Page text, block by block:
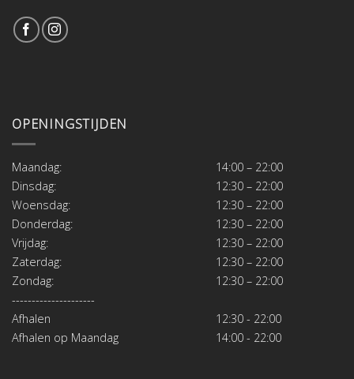
OPENINGSTIJDEN
Maandag:
14:00 – 22:00
Dinsdag:
12:30 – 22:00
Woensdag:
12:30 – 22:00
Donderdag:
12:30 – 22:00
Vrijdag:
12:30 – 22:00
Zaterdag:
12:30 – 22:00
Zondag:
12:30 – 22:00
---------------------
Afhalen
12:30 - 22:00
Afhalen op Maandag
14:00 - 22:00